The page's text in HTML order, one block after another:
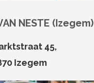
NESTE (Izegem)
45,
Izegem